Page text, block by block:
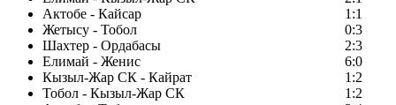
Актобе - Кайсар
1:1
Жетысу - Тобол
0:3
Шахтер - Ордабасы
2:3
Елимай - Женис
6:0
Кызыл-Жар СК - Кайрат
1:2
Тобол - Кызыл-Жар СК
1:2